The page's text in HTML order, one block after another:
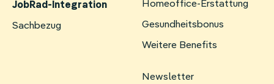
JobRad-Integration
Sachbezug
Homeoffice-Erstattung
Gesundheitsbonus
Weitere Benefits
Newsletter